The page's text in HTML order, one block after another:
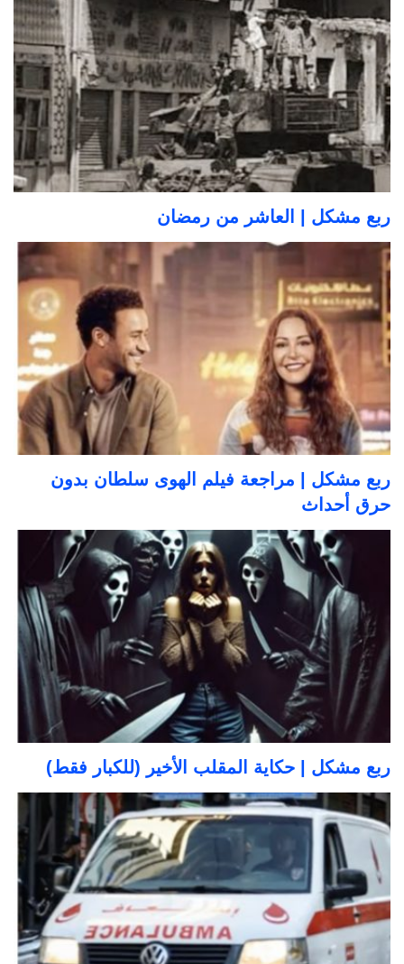
ربع مشكل | العاشر من رمضان
ربع مشكل | مراجعة فيلم الهوى سلطان بدون
حرق أحداث
ربع مشكل | حكاية المقلب الأخير (للكبار فقط)